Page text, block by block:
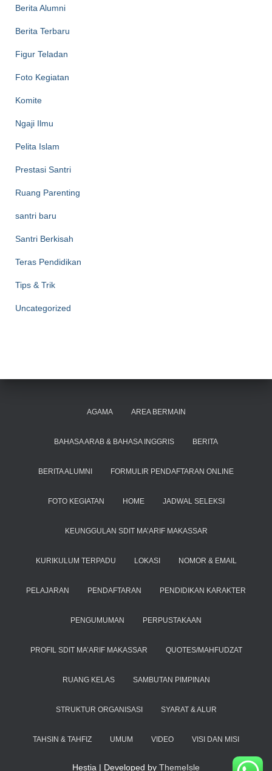
Berita Alumni
Berita Terbaru
Figur Teladan
Foto Kegiatan
Komite
Ngaji Ilmu
Pelita Islam
Prestasi Santri
Ruang Parenting
santri baru
Santri Berkisah
Teras Pendidikan
Tips & Trik
Uncategorized
AGAMA AREA BERMAIN
BAHASA ARAB & BAHASA INGGRIS BERITA
BERITA ALUMNI FORMULIR PENDAFTARAN ONLINE
FOTO KEGIATAN HOME JADWAL SELEKSI
KEUNGGULAN SDIT MA’ARIF MAKASSAR
KURIKULUM TERPADU LOKASI NOMOR & EMAIL
PELAJARAN PENDAFTARAN PENDIDIKAN KARAKTER
PENGUMUMAN PERPUSTAKAAN
PROFIL SDIT MA’ARIF MAKASSAR QUOTES/MAHFUDZAT
RUANG KELAS SAMBUTAN PIMPINAN
STRUKTUR ORGANISASI SYARAT & ALUR
TAHSIN & TAHFIZ UMUM VIDEO VISI DAN MISI
Hestia | Developed by ThemeIsle